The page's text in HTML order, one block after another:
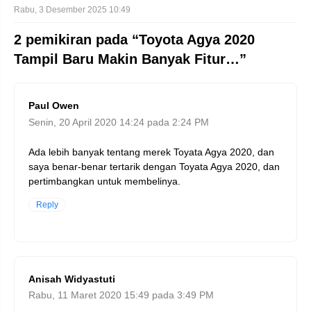
Rabu, 3 Desember 2025 10:49
2 pemikiran pada “Toyota Agya 2020
Tampil Baru Makin Banyak Fitur…”
Paul Owen
Senin, 20 April 2020 14:24 pada 2:24 PM
Ada lebih banyak tentang merek Toyata Agya 2020, dan
saya benar-benar tertarik dengan Toyata Agya 2020, dan
pertimbangkan untuk membelinya.
Reply
Anisah Widyastuti
Rabu, 11 Maret 2020 15:49 pada 3:49 PM